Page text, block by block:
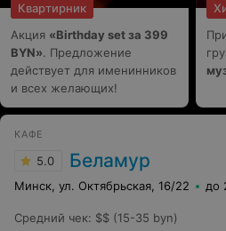
Квартирник
Акция «Birthday set за 399
BYN». Предложение
действует для именинников
и всех желающих!
КАФЕ
5.0 Беламур
Минск, ул. Октябрьская, 16/22 до
Средний чек: $$ (15-35 byn)